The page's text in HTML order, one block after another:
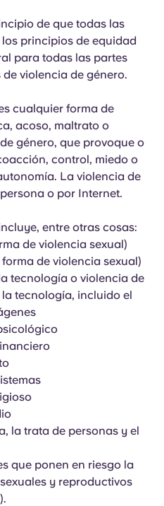
de que todas las
principios de equidad
para todas las partes
violencia de género.
cualquier forma de
acoso, maltrato o
género, que provoque o
control, miedo o
La violencia de
o por Internet.
entre otras cosas:
de violencia sexual)
de violencia sexual)
tecnología o violencia de
tecnología, incluido el
la trata de personas y el
que ponen en riesgo la
y reproductivos